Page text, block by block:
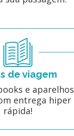
de viagem
e aparelhos
entrega hiper
rápida!